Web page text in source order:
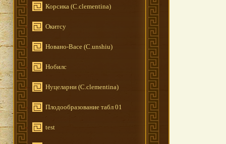
Корсика (C.clementina)
Окитсу
Новано-Васе (C.unshiu)
Нобилс
Нуцеларни (C.clementina)
Плодообразование табл 01
test